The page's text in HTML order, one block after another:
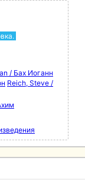
/ Бах Иоганн
Reich, Steve /